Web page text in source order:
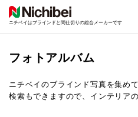
ニチベイはブラインドと間仕切りの総合メーカーです
フォトアルバム
ニチベイのブラインド写真を集め
検索もできますので、インテリア